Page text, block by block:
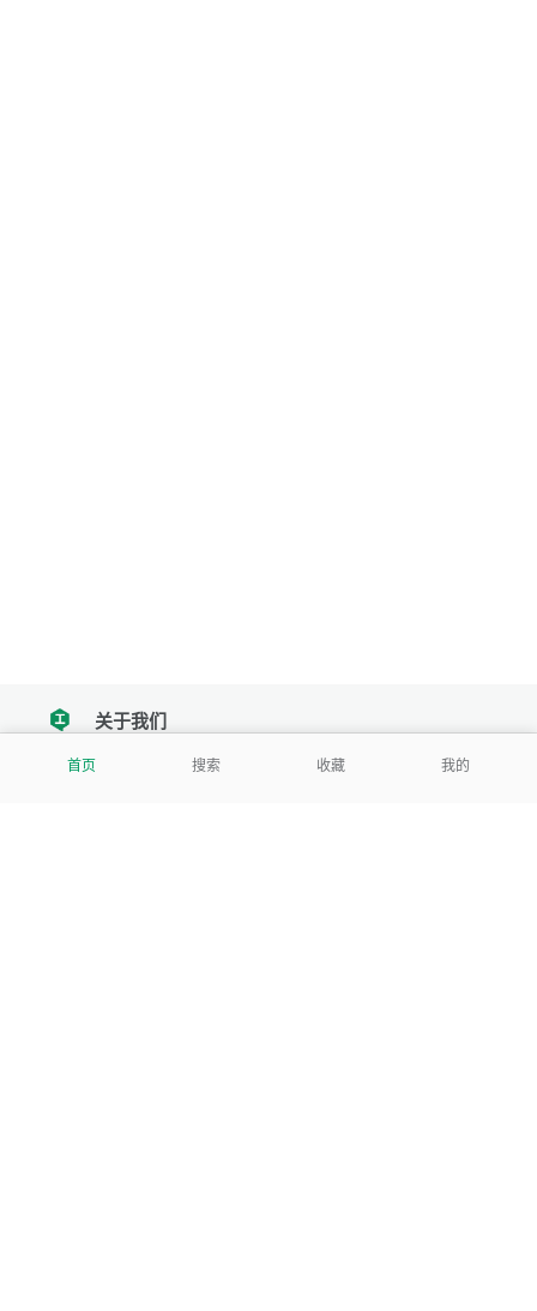
首页 搜索 收藏 我的
tencent关于我们
我们努力把每一个工具做成批量处理的产品